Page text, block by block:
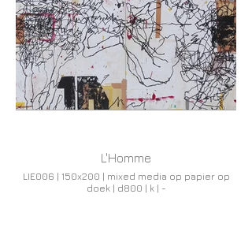
L'Homme
LIE006 | 150x200 | mixed media op papier op
doek | d800 | k | -